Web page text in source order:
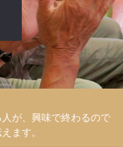
が、興味で終わるので
ます。